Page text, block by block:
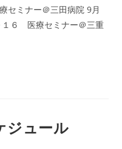
セミナー＠三田病院 9月
６ 医療セミナー＠三重
ジュール